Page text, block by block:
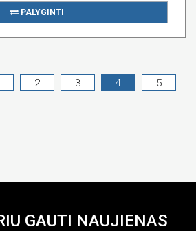
PALYGINTI
2 3 4 5
GAUTI NAUJIENAS